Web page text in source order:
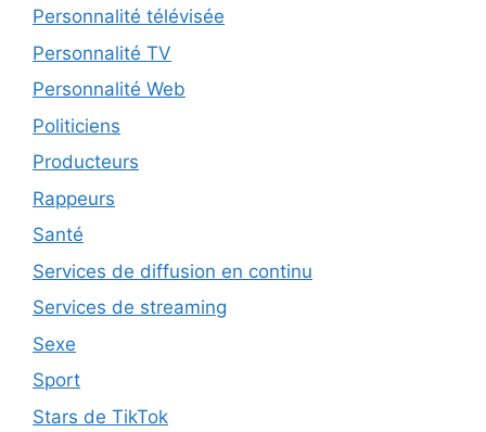
Personnalité télévisée
Personnalité TV
Personnalité Web
Politiciens
Producteurs
Rappeurs
Santé
Services de diffusion en continu
Services de streaming
Sexe
Sport
Stars de TikTok